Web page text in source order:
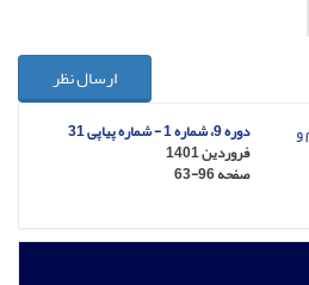
ارسال نظر
دوره 9، شماره 1 - شماره پیاپی 31
فروردین 1401
صفحه63-96